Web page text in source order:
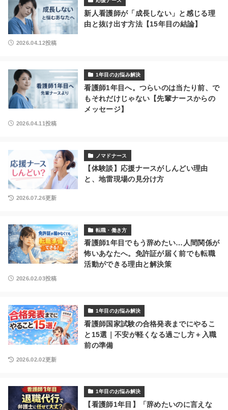
新人看護師が「成長しない」と感じる理
由と抜け出す方法【15年目の結論】
2026.04.12投稿
1年目のお悩み解決
看護師1年目へ。つらいのは当たり前、で
もそれだけじゃない【先輩ナースからの
メッセージ】
2026.04.11投稿
ノマドナース
【体験談】応援ナースがしんどい理由
と、地雷現場の見分け方
2026.07.26更新
転職・働き方
看護師1年目でもう辞めたい…人間関係が
怖いあなたへ。免許証が届く前でも転職
活動ができる理由と解決策
2026.02.03投稿
1年目のお悩み解決
看護師国家試験の合格発表までにやるこ
と15選｜不安が軽くなる過ごし方＋入職
前の準備
2026.02.02更新
1年目のお悩み解決
【看護師1年目】「辞めたいのに言えな